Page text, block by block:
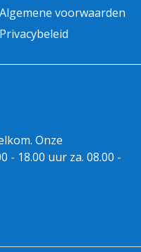
Algemene voorwaarden
Privacybeleid
Onze
- 18.00 uur za. 08.00 -